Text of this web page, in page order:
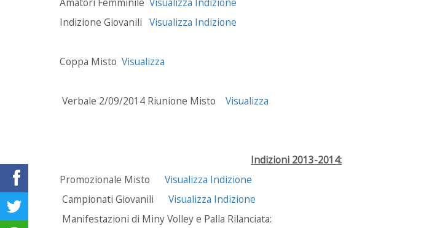
Indizione Giovanili Visualizza Indizione
Coppa Misto Visualizza
Verbale 2/09/2014 Riunione Misto Visualizza
Indizioni 2013-2014:
Promozionale Misto Visualizza Indizione
Campionati Giovanili Visualizza Indizione
Manifestazioni di Miny Volley e Palla Rilanciata: